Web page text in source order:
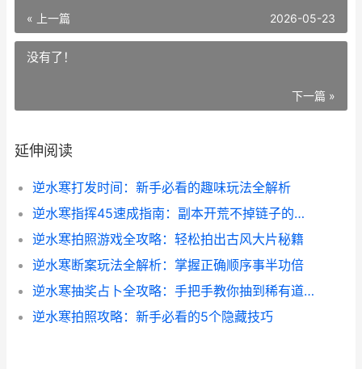
« 上一篇 2026-05-23
没有了！
下一篇 »
延伸阅读
逆水寒打发时间：新手必看的趣味玩法全解析
逆水寒指挥45速成指南：副本开荒不掉链子的秘诀
逆水寒拍照游戏全攻略：轻松拍出古风大片秘籍
逆水寒断案玩法全解析：掌握正确顺序事半功倍
逆水寒抽奖占卜全攻略：手把手教你抽到稀有道具
逆水寒拍照攻略：新手必看的5个隐藏技巧